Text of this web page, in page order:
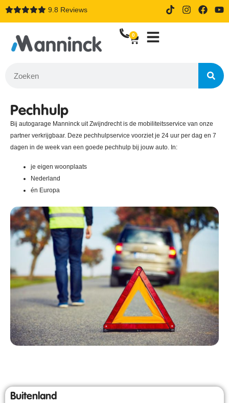
9.8 Reviews
14 dagen proefrijden bij online
0
Pechhulp
Bij autogarage Manninck uit Zwijndrecht is de mobiliteitsservice van onze
partner verkrijgbaar. Deze pechhulpservice voorziet je 24 uur per dag en 7
dagen in de week van een goede pechhulp bij jouw auto. In:
je eigen woonplaats
Nederland
én Europa
Buitenland